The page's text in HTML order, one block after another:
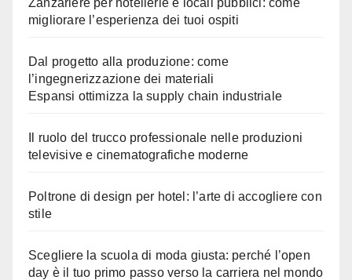
Zanzariere per hotellerie e locali pubblici: come
migliorare l’esperienza dei tuoi ospiti
Dal progetto alla produzione: come
l’ingegnerizzazione dei materiali
Espansi ottimizza la supply chain industriale
Il ruolo del trucco professionale nelle produzioni
televisive e cinematografiche moderne
Poltrone di design per hotel: l’arte di accogliere con
stile
Scegliere la scuola di moda giusta: perché l’open
day è il tuo primo passo verso la carriera nel mondo